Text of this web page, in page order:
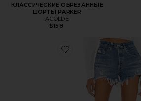
КЛАССИЧЕСКИЕ ОБРЕЗАННЫЕ
ШОРТЫ PARKER
AGOLDE
$158
Favorite ДЖИНСОВЫЕ